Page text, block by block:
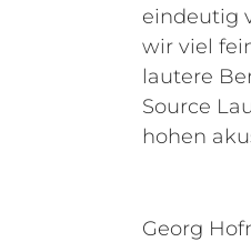
eindeutig
wir viel
lautere
Source
hohen
Georg